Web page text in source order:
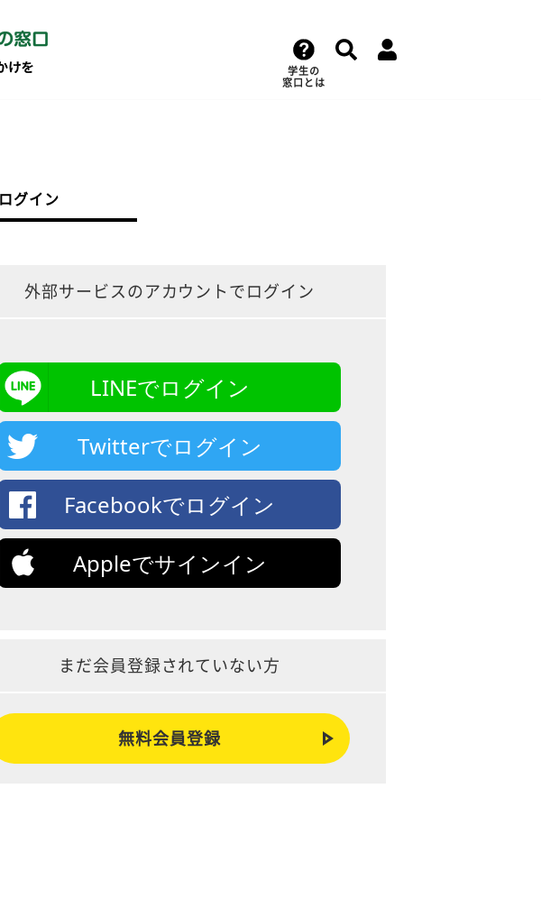
学生の
窓口とは
ログイン
外部サービスのアカウントでログイン
LINEでログイン
Twitterでログイン
Facebookでログイン
Appleでサインイン
まだ会員登録されていない方
無料会員登録